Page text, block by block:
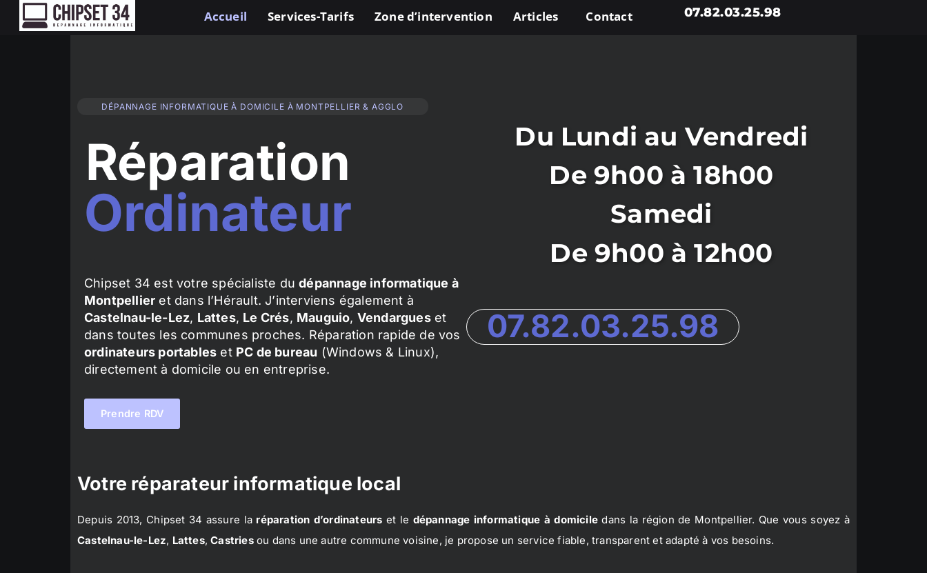
Accueil Services-Tarifs Zone d’intervention Articles Contact 07.82.03.25.98
DÉPANNAGE INFORMATIQUE À DOMICILE À MONTPELLIER & AGGLO
Réparation
Ordinateur
Chipset 34 est votre spécialiste dudépannage informatique à
Montpellier et dans l’Hérault. J’interviens également à
Castelnau-le-Lez, Lattes, Le Crés, Mauguio, Vendargueset
dans toutes les communes proches. Réparation rapide de vos
ordinateurs portables et PC de bureau (Windows & Linux),
directement à domicile ou en entreprise.
Prendre RDV
Du Lundi au Vendredi
De 9h00 à 18h00
Samedi
De 9h00 à 12h00
07.82.03.25.98
Votre réparateur informatique local
Depuis 2013, Chipset 34 assure la réparation d’ordinateurs et le dépannage informatique à domicile dans la région de Montpellier. Que vous soyez à
Castelnau-le-Lez, Lattes,Castriesou dans une autre commune voisine, je propose un service fiable, transparent et adapté à vos besoins.